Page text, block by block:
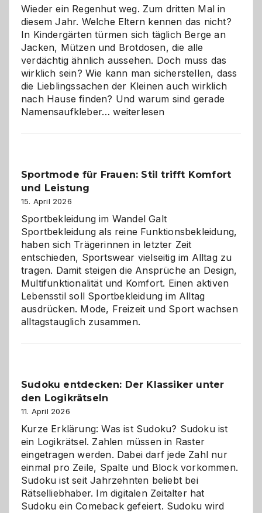
Wieder ein Regenhut weg. Zum dritten Mal in
diesem Jahr. Welche Eltern kennen das nicht?
In Kindergärten türmen sich täglich Berge an
Jacken, Mützen und Brotdosen, die alle
verdächtig ähnlich aussehen. Doch muss das
wirklich sein? Wie kann man sicherstellen, dass
die Lieblingssachen der Kleinen auch wirklich
nach Hause finden? Und warum sind gerade
Namensaufkleber…Namensaufkleber
gegen
Chaos
weiterlesen
Sportmode für Frauen: Stil trifft Komfort
und Leistung
15. April 2026
Sportbekleidung im Wandel Galt
Sportbekleidung als reine Funktionsbekleidung,
haben sich Trägerinnen in letzter Zeit
entschieden, Sportswear vielseitig im Alltag zu
tragen. Damit steigen die Ansprüche an Design,
Multifunktionalität und Komfort. Einen aktiven
Lebensstil soll Sportbekleidung im Alltag
ausdrücken. Mode, Freizeit und Sport wachsen
alltagstauglich zusammen.
Sudoku entdecken: Der Klassiker unter
den Logikrätseln
11. April 2026
Kurze Erklärung: Was ist Sudoku? Sudoku ist
ein Logikrätsel. Zahlen müssen in Raster
eingetragen werden. Dabei darf jede Zahl nur
einmal pro Zeile, Spalte und Block vorkommen.
Sudoku ist seit Jahrzehnten beliebt bei
Rätselliebhaber. Im digitalen Zeitalter hat
Sudoku ein Comeback gefeiert. Sudoku wird